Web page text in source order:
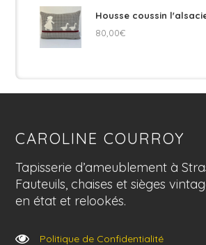
Housse coussin
80,00€
CAROLINE COURROY
Tapisserie d’ameublement à
Fauteuils, chaises et sièges
en état et relookés.
Politique de Confidentialité